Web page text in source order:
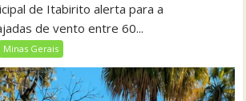
de Itabirito alerta para a
de vento entre 60...
Minas Gerais